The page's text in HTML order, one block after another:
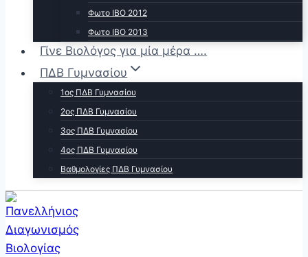
Φωτο ΙΒΟ 2012
Φωτο ΙΒΟ 2013
Γίνε Βιολόγος για μία μέρα ….
ΠΔΒ Γυμνασίου
1ος ΠΔΒ Γυμνασίου
2ος ΠΔΒ Γυμνασίου
3ος ΠΔΒ Γυμνασίου
4ος ΠΔΒ Γυμνασίου
Βαθμολογίες ΠΔΒ Γυμνασίου